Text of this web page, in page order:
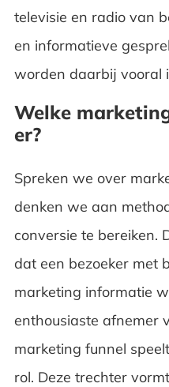
televisie en radio van
en informatieve
worden daarbij vooral
Welke
er?
Spreken we over
denken we aan
conversie te bereiken.
dat een bezoeker met
marketing informatie
enthousiaste afnemer
marketing funnel
rol. Deze trechter